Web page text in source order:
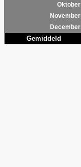
Oktober
November
December
Gemiddeld